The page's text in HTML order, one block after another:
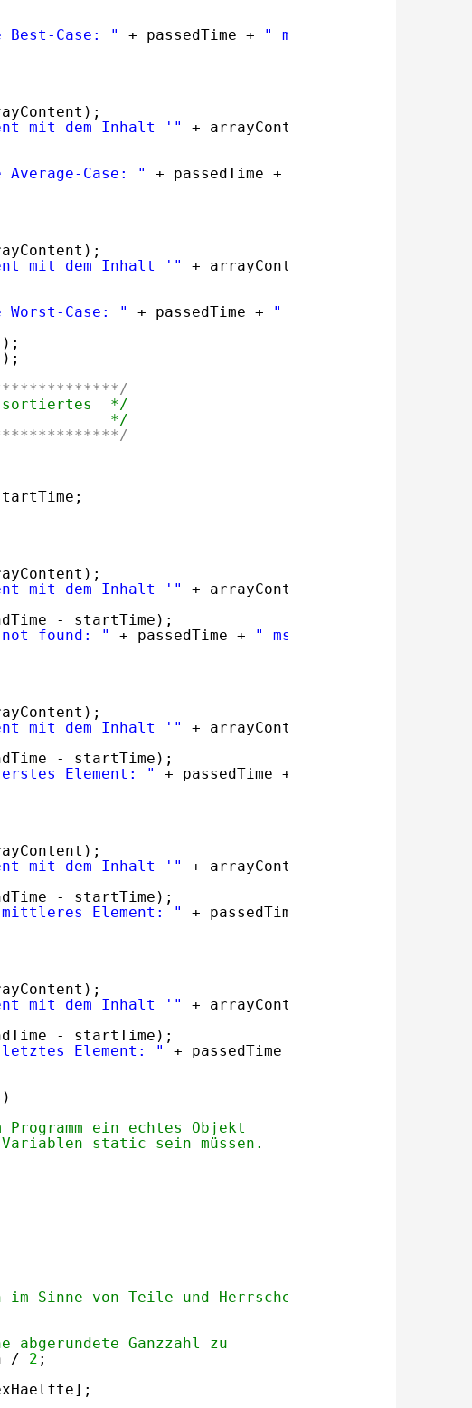
Best-Case: " + passedTime + " ms."
mit dem Inhalt '" + arrayContent +
Average-Case: " + passedTime +
mit dem Inhalt '" + arrayContent +
Worst-Case: " + passedTime + " ms."
);
);
sortiertes  */
*/
mit dem Inhalt '" + arrayContent +
- startTime);
not found: " + passedTime + " ms."
mit dem Inhalt '" + arrayContent +
- startTime);
erstes Element: " + passedTime +
mit dem Inhalt '" + arrayContent +
- startTime);
mittleres Element: " + passedTime +
mit dem Inhalt '" + arrayContent +
- startTime);
letztes Element: " + passedTime +
ein echtes Objekt
static sein müssen.
Sinne von Teile-und-Herrsche-Algorithmen
Ganzzahl zu
/ 2 ;